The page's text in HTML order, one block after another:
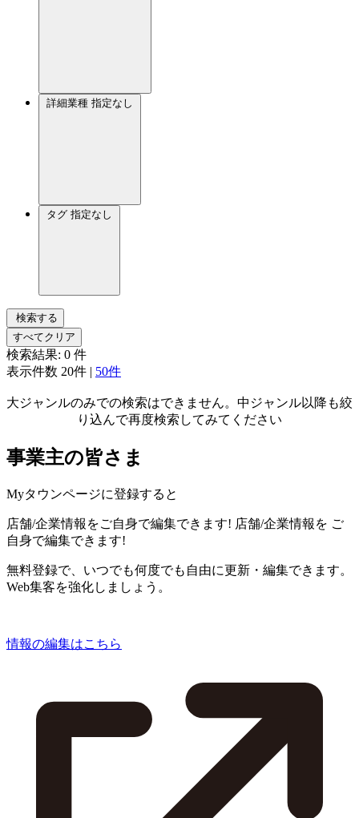
詳細業種 指定なし
タグ 指定なし
検索する
すべてクリア
検索結果: 0 件
表示件数 20件 | 50件
大ジャンルのみでの検索はできません。中ジャンル以降も絞
り込んで再度検索してみてください
事業主の皆さま
Myタウンページに登録すると
店舗/企業情報をご自身で編集できます! 店舗/企業情報を ご
自身で編集できます!
無料登録で、いつでも何度でも自由に更新・編集できます。
Web集客を強化しましょう。
情報の編集はこちら